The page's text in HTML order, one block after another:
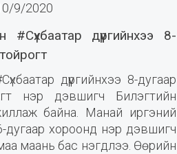
9/2020
дүүргийнхээ 8-
дүүргийнхээ 8-дугаар
нэр дэвшигч Билэгтийн
байна. Манай иргэний
дугаар хороонд нэр дэвшигч
маань бас нэгдлээ. Өөрийн